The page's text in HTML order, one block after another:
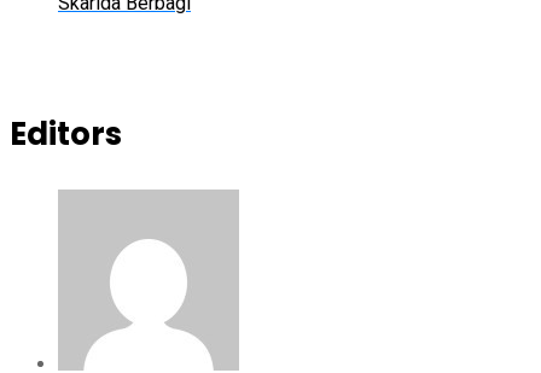
Editors